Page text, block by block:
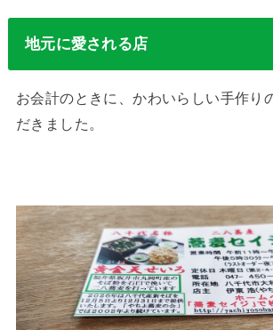
地元に愛される店
お会計のときに、かわいらしい手作り
だきました。